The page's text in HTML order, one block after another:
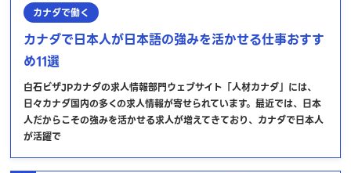
カナダで働く
カナダで日本人が日本語の強みを活かせる仕事おすす
め11選
白石ビザJPカナダの求人情報部門ウェブサイト「人材カナダ」には、
日々カナダ国内の多くの求人情報が寄せられています。最近では、日本
人だからこその強みを活かせる求人が増えてきており、カナダで日本人
が活躍で